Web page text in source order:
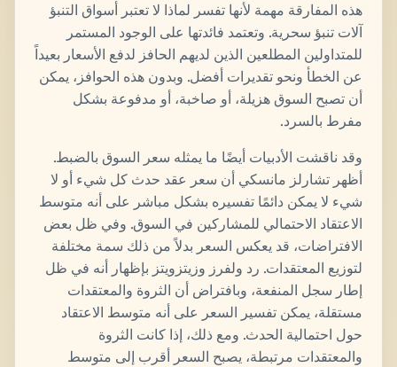
هذه المفارقة مهمة لأنها تفسر لماذا لا تعتبر أسواق التنبؤ
آلات تنبؤ سحرية. وتعتمد فائدتها على الوجود المستمر
للمتداولين المطلعين الذين لديهم الحافز لدفع الأسعار بعيداً
عن الخطأ ونحو تقديرات أفضل. وبدون هذه الحوافز، يمكن
أن تصبح السوق هزيلة، أو صاخبة، أو مدفوعة بشكل
مفرط بالسرد.
وقد ناقشت الأدبيات أيضًا ما يمثله سعر السوق بالضبط.
أظهر تشارلز مانسكي أن سعر عقد حدث كل شيء أو لا
شيء لا يمكن دائمًا تفسيره بشكل مباشر على أنه متوسط ​​
الاعتقاد الاحتمالي للمشاركين في السوق. وفي ظل بعض
الافتراضات، قد يعكس السعر بدلاً من ذلك سمة مختلفة
لتوزيع المعتقدات. رد ولفرز وزيتزويتز بإظهار أنه في ظل
إطار سجل المنفعة، وبافتراض أن الثروة والمعتقدات
مستقلة، يمكن تفسير السعر على أنه متوسط ​​الاعتقاد
حول احتمالية الحدث. ومع ذلك، إذا كانت الثروة
والمعتقدات مرتبطة، يصبح السعر أقرب إلى متوسط ​​